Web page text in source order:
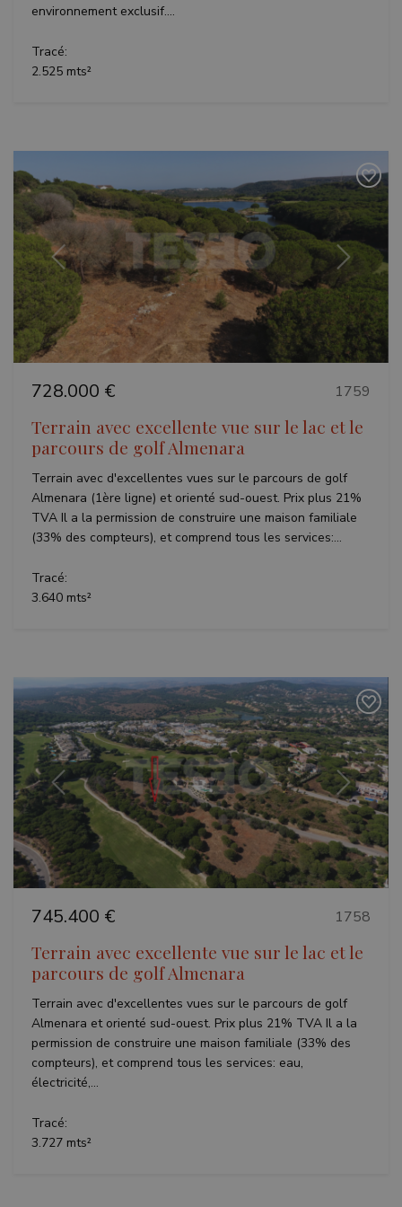
environnement exclusif....
Tracé:
2.525 mts²
Précédent Suivant
728.000 € 1759
Terrain avec excellente vue sur le lac et le
parcours de golf Almenara
Terrain avec d'excellentes vues sur le parcours de golf
Almenara (1ère ligne) et orienté sud-ouest. Prix plus 21%
TVA Il a la permission de construire une maison familiale
(33% des compteurs), et comprend tous les services:...
Tracé:
3.640 mts²
Précédent Suivant
745.400 € 1758
Terrain avec excellente vue sur le lac et le
parcours de golf Almenara
Terrain avec d'excellentes vues sur le parcours de golf
Almenara et orienté sud-ouest. Prix plus 21% TVA Il a la
permission de construire une maison familiale (33% des
compteurs), et comprend tous les services: eau,
électricité,...
Tracé:
3.727 mts²